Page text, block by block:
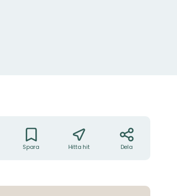
Spara Hitta hit Dela